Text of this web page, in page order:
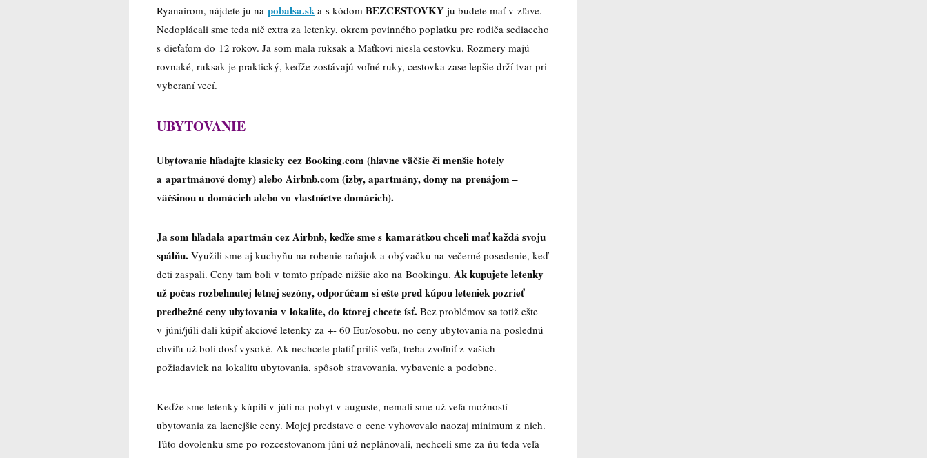
Ryanairom, nájdete ju na pobalsa.sk a s kódom BEZCESTOVKY ju budete mať v zľave.
Nedoplácali sme teda nič extra za letenky, okrem povinného poplatku pre rodiča sediaceho
s dieťaťom do 12 rokov. Ja som mala ruksak a Maťkovi niesla cestovku. Rozmery majú
rovnaké, ruksak je praktický, keďže zostávajú voľné ruky, cestovka zase lepšie drží tvar pri
vyberaní vecí.
UBYTOVANIE
Ubytovanie hľadajte klasicky cez Booking.com (hlavne väčšie či menšie hotely
a apartmánové domy) alebo Airbnb.com (izby, apartmány, domy na prenájom –
väčšinou u domácich alebo vo vlastníctve domácich).
Ja som hľadala apartmán cez Airbnb, keďže sme s kamarátkou chceli mať každá svoju
spálňu. Využili sme aj kuchyňu na robenie raňajok a obývačku na večerné posedenie, keď
deti zaspali. Ceny tam boli v tomto prípade nižšie ako na Bookingu. Ak kupujete letenky
už počas rozbehnutej letnej sezóny, odporúčam si ešte pred kúpou leteniek pozrieť
predbežné ceny ubytovania v lokalite, do ktorej chcete ísť. Bez problémov sa totiž ešte
v júni/júli dali kúpiť akciové letenky za +- 60 Eur/osobu, no ceny ubytovania na poslednú
chvíľu už boli dosť vysoké. Ak nechcete platiť príliš veľa, treba zvoľniť z vašich
požiadaviek na lokalitu ubytovania, spôsob stravovania, vybavenie a podobne.
Keďže sme letenky kúpili v júli na pobyt v auguste, nemali sme už veľa možností
ubytovania za lacnejšie ceny. Mojej predstave o cene vyhovovalo naozaj minimum z nich.
Túto dovolenku sme po rozcestovanom júni už neplánovali, nechceli sme za ňu teda veľa